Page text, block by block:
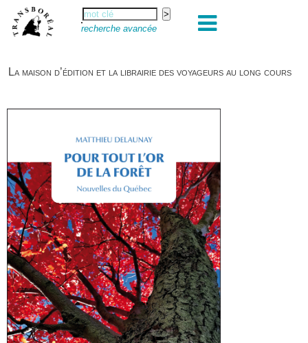
recherche avancée
La maison d’édition et la librairie des voyageurs au long cours